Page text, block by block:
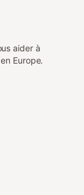
aider à
Europe.